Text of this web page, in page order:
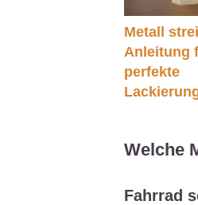
Metall
Anleitung
perfekte
Welche
Fahrrad